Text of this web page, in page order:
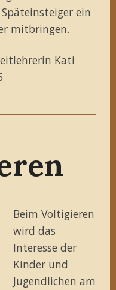
ein
mitbringen.
Kati
Beim Voltigieren
wird das
Interesse der
Kinder und
Jugendlichen am